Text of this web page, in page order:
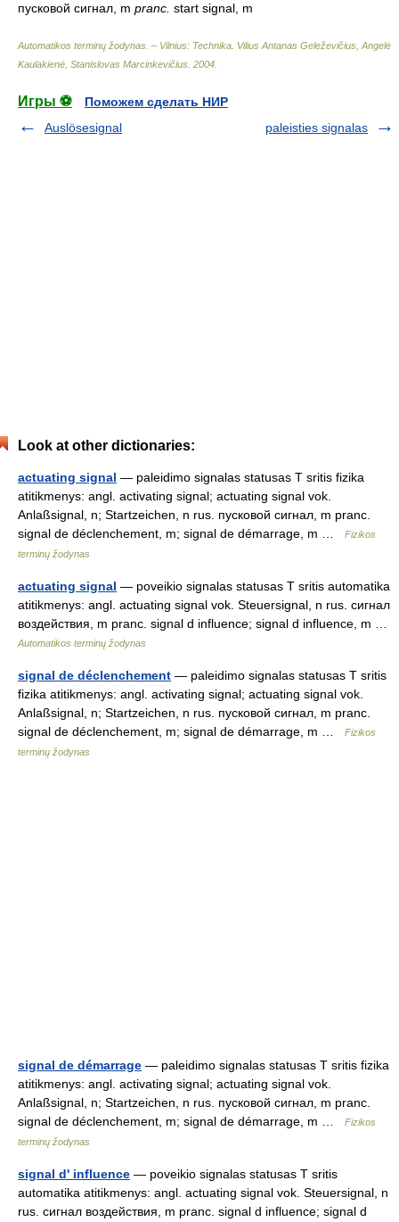
пусковой сигнал, m pranc. start signal, m
Automatikos terminų žodynas. – Vilnius: Technika Vilius Antanas Geleževičius, Angelė
Kaulakienė, Stanislovas Marcinkevičius 2004
Игры ⚽
Поможем сделать НИР
Auslösesignal
paleisties signalas
Look at other dictionaries:
actuating signal — paleidimo signalas statusas T sritis fizika
atitikmenys: angl. activating signal; actuating signal vok.
Anlaßsignal, n; Startzeichen, n rus. пусковой сигнал, m pranc.
signal de déclenchement, m; signal de démarrage, m …
Fizikos
terminų žodynas
actuating signal — poveikio signalas statusas T sritis automatika
atitikmenys: angl. actuating signal vok. Steuersignal, n rus. сигнал
воздействия, m pranc. signal d influence; signal d influence, m …
Automatikos terminų žodynas
signal de déclenchement — paleidimo signalas statusas T sritis
fizika atitikmenys: angl. activating signal; actuating signal vok.
Anlaßsignal, n; Startzeichen, n rus. пусковой сигнал, m pranc.
signal de déclenchement, m; signal de démarrage, m …
Fizikos
terminų žodynas
signal de démarrage — paleidimo signalas statusas T sritis fizika
atitikmenys: angl. activating signal; actuating signal vok.
Anlaßsignal, n; Startzeichen, n rus. пусковой сигнал, m pranc.
signal de déclenchement, m; signal de démarrage, m …
Fizikos
terminų žodynas
signal d' influence — poveikio signalas statusas T sritis
automatika atitikmenys: angl. actuating signal vok. Steuersignal, n
rus. сигнал воздействия, m pranc. signal d influence; signal d